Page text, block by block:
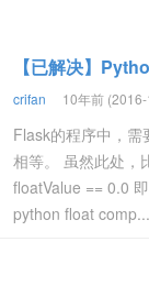
【已解决】
crifan 10年前
Flask的程序中，
相等。 虽然此处，
floatValue == 0.0
python float comp...